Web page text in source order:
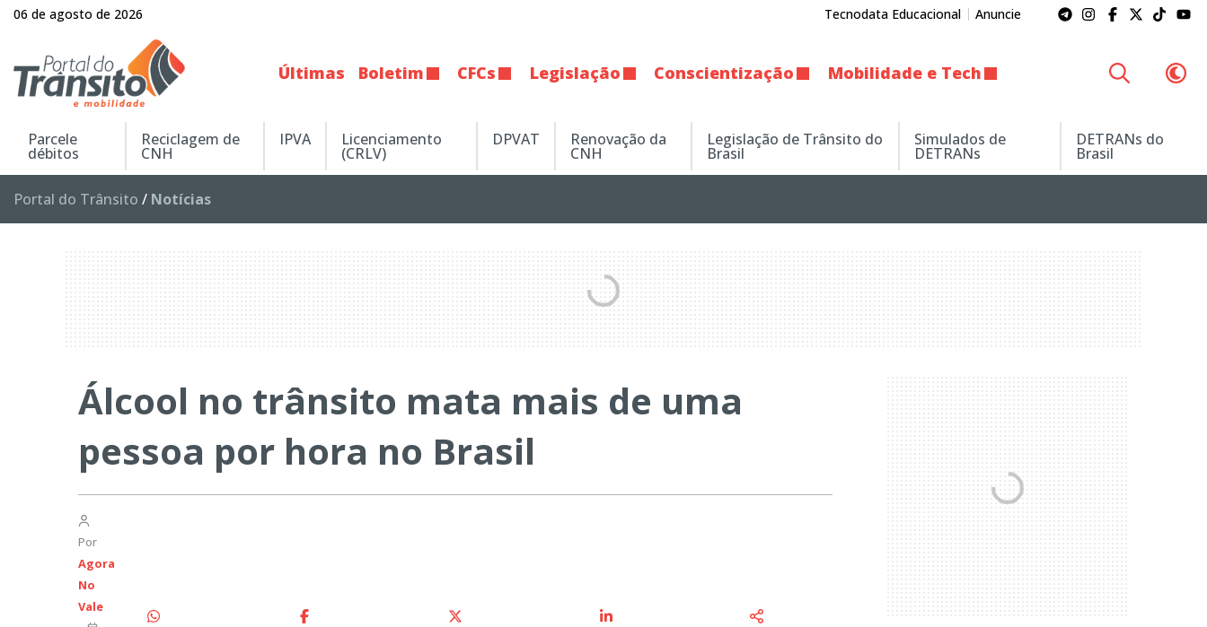
06 de agosto de 2026 Tecnodata Educacional Anuncie
Últimas Boletim CFCs Legislação Conscientização Mobilidade e Tech
Parcele
débitos
Reciclagem de
CNH
IPVA Licenciamento
(CRLV)
DPVAT Renovação da
CNH
Legislação de Trânsito do
Brasil
Simulados de
DETRANs
DETRANs do
Brasil
Portal do Trânsito / Notícias
Álcool no trânsito mata mais de uma
pessoa por hora no Brasil
Por
Agora
No
Vale